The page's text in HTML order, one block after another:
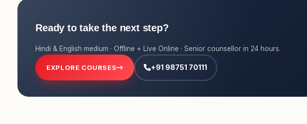
Ready to take the next step?
Hindi & English medium · Offline + Live Online · Senior counsellor in 24 hours.
EXPLORE COURSES +91 98751 70111